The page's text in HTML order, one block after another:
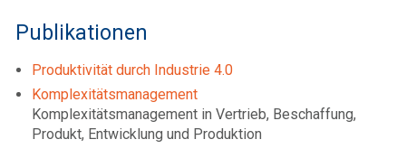
Publikationen
Produktivität durch Industrie 4.0
Komplexitätsmanagement
Komplexitätsmanagement in Vertrieb, Beschaffung,
Produkt, Entwicklung und Produktion